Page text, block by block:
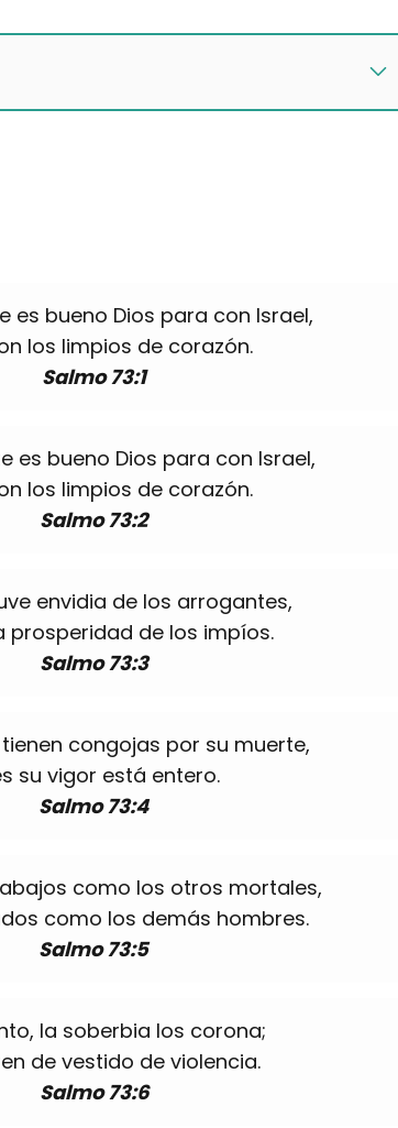
es bueno Dios para con Israel,
los limpios de corazón.
Salmo 73:1
es bueno Dios para con Israel,
los limpios de corazón.
Salmo 73:2
envidia de los arrogantes,
prosperidad de los impíos.
Salmo 73:3
congojas por su muerte,
su vigor está entero.
Salmo 73:4
como los otros mortales,
como los demás hombres.
Salmo 73:5
la soberbia los corona;
de vestido de violencia.
Salmo 73:6